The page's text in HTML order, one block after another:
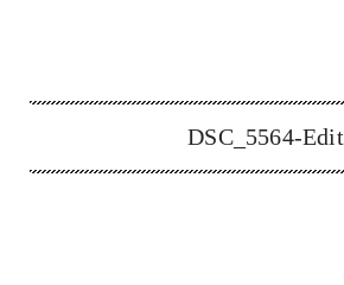
DSC_5564-Edit